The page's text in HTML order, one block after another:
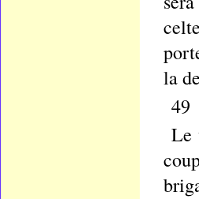
la
49
Le